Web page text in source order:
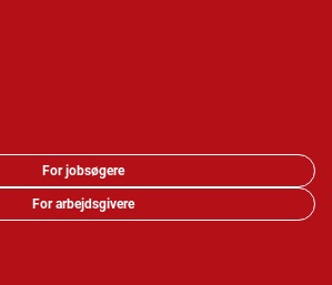
For jobsøgere
For arbejdsgivere